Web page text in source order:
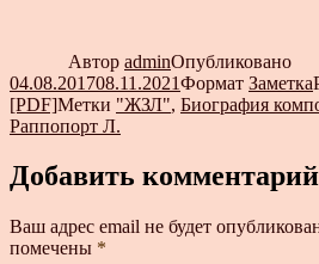
Автор adminОпубликовано
04.08.201708.11.2021Формат Заметка
[PDF]Метки "ЖЗЛ", Биография
Раппопорт Л.
Добавить комментарий
Ваш адрес email не будет
помечены *